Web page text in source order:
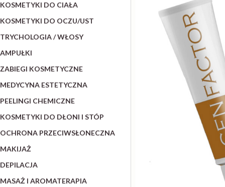
KOSMETYKI DO CIAŁA
KOSMETYKI DO OCZU/UST
TRYCHOLOGIA / WŁOSY
AMPUŁKI
ZABIEGI KOSMETYCZNE
MEDYCYNA ESTETYCZNA
PEELINGI CHEMICZNE
KOSMETYKI DO DŁONI I STÓP
OCHRONA PRZECIWSŁONECZNA
MAKIJAŻ
DEPILACJA
MASAŻ I AROMATERAPIA